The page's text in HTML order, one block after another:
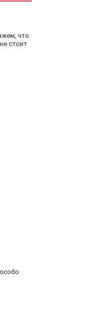
что
стоит